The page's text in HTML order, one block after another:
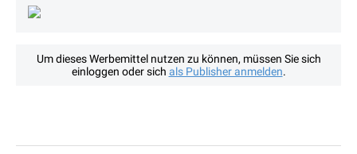
Um dieses Werbemittel nutzen zu können, müssen Sie sich
einloggen oder sich als Publisher anmelden.